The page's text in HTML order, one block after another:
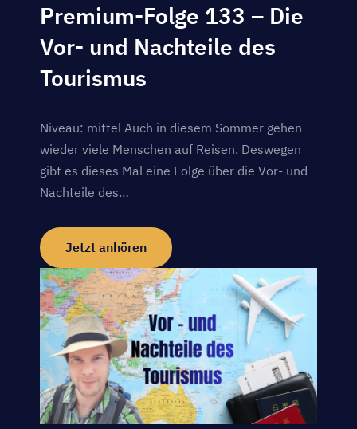
Premium-Folge 133 – Die
Vor- und Nachteile des
Tourismus
Niveau: mittel Auch in diesem Sommer gehen
wieder viele Menschen auf Reisen. Deswegen
gibt es dieses Mal eine Folge über die Vor- und
Nachteile des…
Jetzt anhören